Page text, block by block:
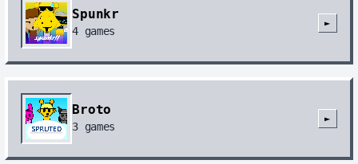
Spunkr
4 games
►
Broto
3 games
►